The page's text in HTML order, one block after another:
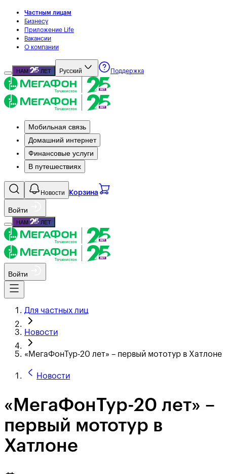
Частным лицам
Бизнесу
Приложение Life
Вакансии
О компании
НАМ ЛЕТ Русский Поддержка
Мобильная связь
Домашний интернет
Финансовые услуги
В путешествиях
Новости Корзина
Войти
НАМ ЛЕТ
Войти
Для частных лиц
Новости
«МегаФонТур-20 лет» – первый мототур в Хатлоне
Новости
«МегаФонТур-20 лет» –
первый мототур в
Хатлоне